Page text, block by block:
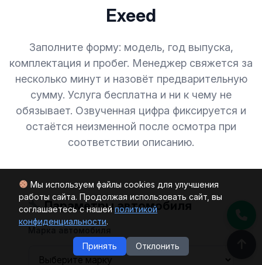
Мы используем файлы cookies для улучшения
работы сайта. Продолжая использовать сайт, вы
соглашаетесь с нашейполитикой
конфиденциальности.
Принять Отклонить
Exeed
Заполните форму: модель, год выпуска,
комплектация и пробег. Менеджер свяжется за
несколько минут и назовёт предварительную
сумму. Услуга бесплатна и ни к чему не
обязывает. Озвученная цифра фиксируется и
остаётся неизменной после осмотра при
соответствии описанию.
Параметры автомобиля